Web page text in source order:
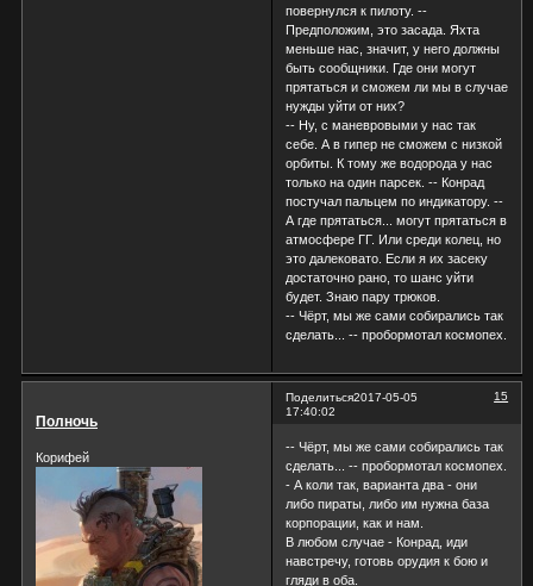
повернулся к пилоту. --
Предположим, это засада. Яхта
меньше нас, значит, у него должны
быть сообщники. Где они могут
прятаться и сможем ли мы в случае
нужды уйти от них?
-- Ну, с маневровыми у нас так
себе. А в гипер не сможем с низкой
орбиты. К тому же водорода у нас
только на один парсек. -- Конрад
постучал пальцем по индикатору. --
А где прятаться... могут прятаться в
атмосфере ГГ. Или среди колец, но
это далековато. Если я их засеку
достаточно рано, то шанс уйти
будет. Знаю пару трюков.
-- Чёрт, мы же сами собирались так
сделать... -- пробормотал космопех.
Поделиться 15
2017-05-05
17:40:02
Полночь
Корифей
-- Чёрт, мы же сами собирались так
сделать... -- пробормотал космопех.
- А коли так, варианта два - они
либо пираты, либо им нужна база
корпорации, как и нам.
В любом случае - Конрад, иди
навстречу, готовь орудия к бою и
гляди в оба.